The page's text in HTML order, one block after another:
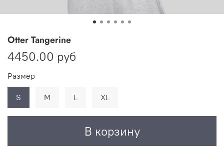
Otter Tangerine
4450.00 руб
В корзину
Размер
S M L XL